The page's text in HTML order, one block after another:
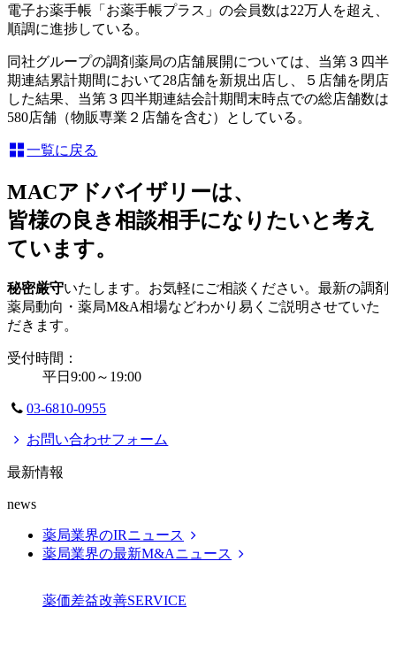
電子お薬手帳「お薬手帳プラス」の会員数は22万人を超え、
順調に進捗している。
同社グループの調剤薬局の店舗展開については、当第３四半
期連結累計期間において28店舗を新規出店し、５店舗を閉店
した結果、当第３四半期連結会計期間末時点での総店舗数は
580店舗（物販専業２店舗を含む）としている。
一覧に戻る
MACアドバイザリーは、
皆様の良き相談相手になりたいと考え
ています。
秘密厳守いたします。お気軽にご相談ください。最新の調剤
薬局動向・薬局M&A相場などわかり易くご説明させていた
だきます。
受付時間：
平日9:00～19:00
03-6810-0955
お問い合わせフォーム
最新情報
news
薬局業界のIRニュース
薬局業界の最新M&Aニュース
薬価差益改善SERVICE